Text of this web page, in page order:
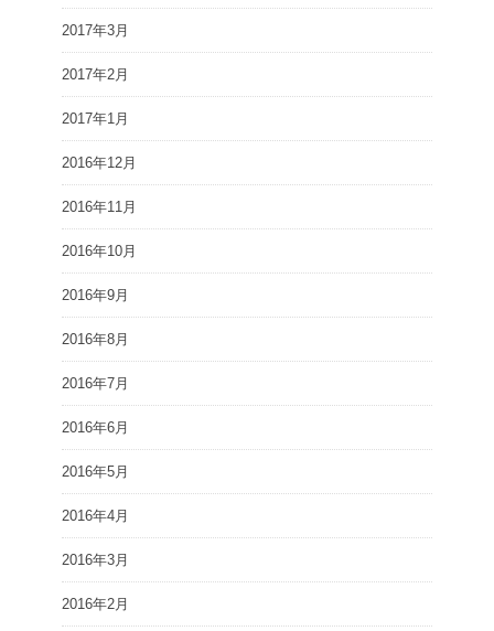
2017年3月
2017年2月
2017年1月
2016年12月
2016年11月
2016年10月
2016年9月
2016年8月
2016年7月
2016年6月
2016年5月
2016年4月
2016年3月
2016年2月